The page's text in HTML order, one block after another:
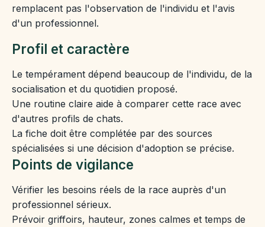
remplacent pas l'observation de l'individu et l'avis
d'un professionnel.
Profil et caractère
Le tempérament dépend beaucoup de l'individu, de la
socialisation et du quotidien proposé.
Une routine claire aide à comparer cette race avec
d'autres profils de chats.
La fiche doit être complétée par des sources
spécialisées si une décision d'adoption se précise.
Points de vigilance
Vérifier les besoins réels de la race auprès d'un
professionnel sérieux.
Prévoir griffoirs, hauteur, zones calmes et temps de